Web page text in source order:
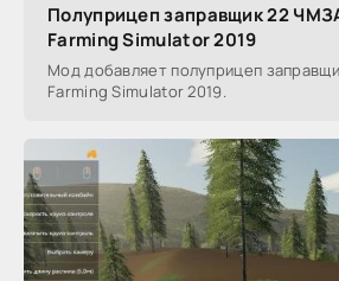
Полуприцеп заправщик 22
Farming Simulator 2019
Мод добавляет полуприцеп
Farming Simulator 2019.